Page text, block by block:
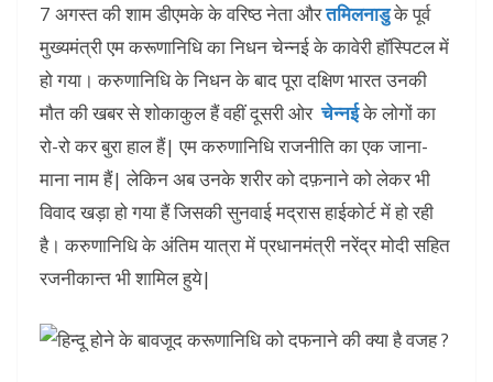
7 अगस्त की शाम डीएमके के वरिष्ठ नेता औरतमिलनाडुके पूर्व
मुख्यमंत्री एम करूणानिधि का निधन चेन्नई के कावेरी हॉस्पिटल में
हो गया। करुणानिधि के निधन के बाद पूरा दक्षिण भारत उनकी
मौत की खबर से शोकाकुल हैं वहीं दूसरी ओरचेन्नईके लोगों का
रो-रो कर बुरा हाल हैं| एम करुणानिधि राजनीति का एक जाना-
माना नाम हैं| लेकिन अब उनके शरीर को दफ़नाने को लेकर भी
विवाद खड़ा हो गया हैं जिसकी सुनवाई मद्रास हाईकोर्ट में हो रही
है। करुणानिधि के अंतिम यात्रा में प्रधानमंत्री नरेंद्र मोदी सहित
रजनीकान्त भी शामिल हुये|